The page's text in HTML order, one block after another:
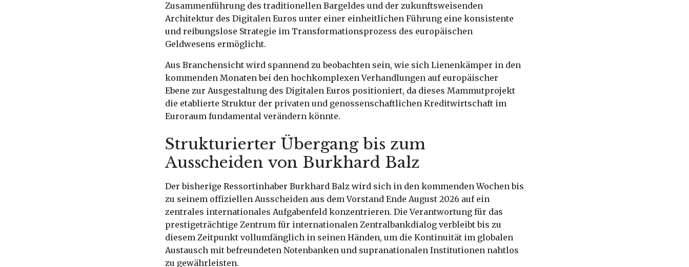
Zusammenführung des traditionellen Bargeldes und der zukunftsweisenden
Architektur des Digitalen Euros unter einer einheitlichen Führung eine konsistente
und reibungslose Strategie im Transformationsprozess des europäischen
Geldwesens ermöglicht.
Aus Branchensicht wird spannend zu beobachten sein, wie sich Lienenkämper in den
kommenden Monaten bei den hochkomplexen Verhandlungen auf europäischer
Ebene zur Ausgestaltung des Digitalen Euros positioniert, da dieses Mammutprojekt
die etablierte Struktur der privaten und genossenschaftlichen Kreditwirtschaft im
Euroraum fundamental verändern könnte.
Strukturierter Übergang bis zum
Ausscheiden von Burkhard Balz
Der bisherige Ressortinhaber Burkhard Balz wird sich in den kommenden Wochen bis
zu seinem offiziellen Ausscheiden aus dem Vorstand Ende August 2026 auf ein
zentrales internationales Aufgabenfeld konzentrieren. Die Verantwortung für das
prestigeträchtige Zentrum für internationalen Zentralbankdialog verbleibt bis zu
diesem Zeitpunkt vollumfänglich in seinen Händen, um die Kontinuität im globalen
Austausch mit befreundeten Notenbanken und supranationalen Institutionen nahtlos
zu gewährleisten.